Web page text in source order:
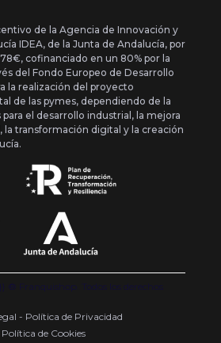
de la Agencia de Innovación y
IDEA, de la Junta de Andalucía, por
cofinanciado en un 80% por la
del Fondo Europeo de Desarrollo
la realización del proyecto
de las pymes, dependiendo de la
el desarrollo industrial, la mejora
transformación digital y la creación
® Franquishop. Todos los derechos
- Política de Privacidad
Política de Cookies